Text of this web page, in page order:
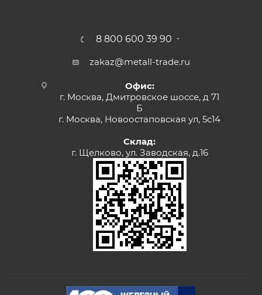
8 800 600 39 90
zakaz@metall-trade.ru
Офис:
г. Москва, Дмитровское шоссе, д 71
Б
г. Москва, Новоостаповская ул, 5с14
Склад:
г. Щелково, ул. Заводская, д.16